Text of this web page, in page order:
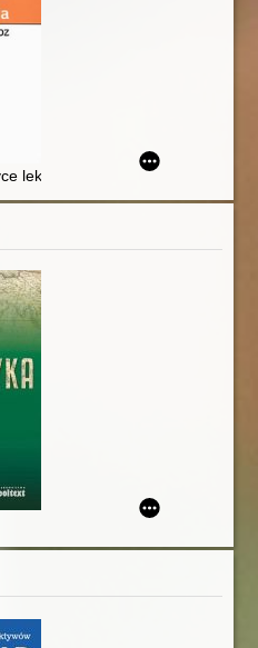
lekarza POZ
Konstantemu Adamowi